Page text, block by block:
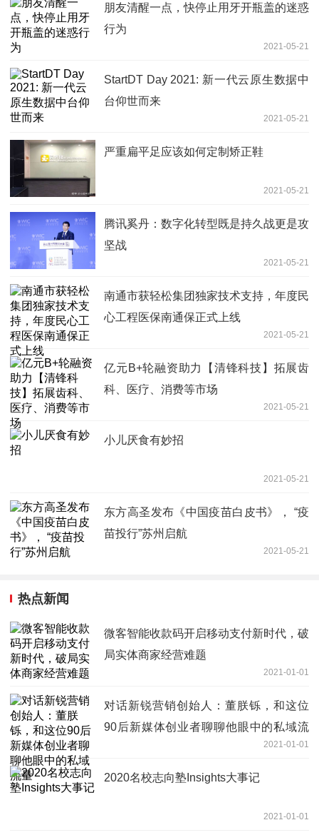
朋友清醒一点，快停止用牙开瓶盖的迷惑
行为
2021-05-21
StartDT Day 2021: 新一代云原生数据中
台仰世而来
2021-05-21
严重扁平足应该如何定制矫正鞋
2021-05-21
腾讯奚丹：数字化转型既是持久战更是攻
坚战
2021-05-21
南通市获轻松集团独家技术支持，年度民
心工程医保南通保正式上线
2021-05-21
亿元B+轮融资助力【清锋科技】拓展齿
科、医疗、消费等市场
2021-05-21
小儿厌食有妙招
2021-05-21
东方高圣发布《中国疫苗白皮书》， “疫
苗投行”苏州启航
2021-05-21
热点新闻
微客智能收款码开启移动支付新时代，破
局实体商家经营难题
2021-01-01
对话新锐营销创始人：董朕铄，和这位
90后新媒体创业者聊聊他眼中的私域流
2021-01-01
2020名校志向塾Insights大事记
2021-01-01